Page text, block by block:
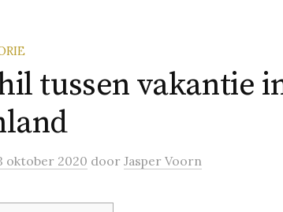
tussen vakantie
oktober 2020 door Jasper Voorn